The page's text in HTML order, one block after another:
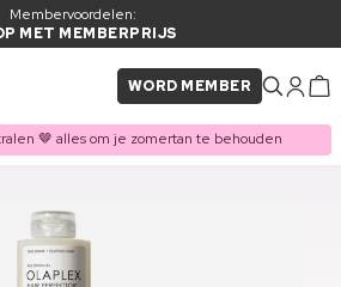
Membervoordelen:
MET MEMBERPRIJS
WORD MEMBER
🤎 alles om je zomertan te behouden